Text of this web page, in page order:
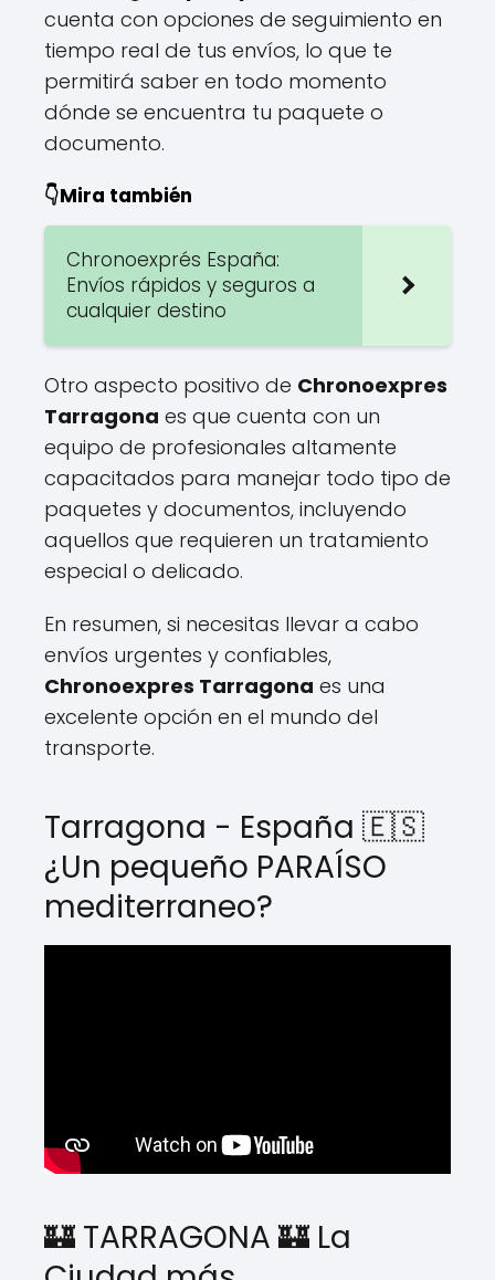
cuenta con opciones de seguimiento en
tiempo real de tus envíos, lo que te
permitirá saber en todo momento
dónde se encuentra tu paquete o
documento.
👇Mira también
Chronoexprés España:
Envíos rápidos y seguros a
cualquier destino
Otro aspecto positivo de Chronoexpres
Tarragona es que cuenta con un
equipo de profesionales altamente
capacitados para manejar todo tipo de
paquetes y documentos, incluyendo
aquellos que requieren un tratamiento
especial o delicado.
En resumen, si necesitas llevar a cabo
envíos urgentes y confiables,
Chronoexpres Tarragona es una
excelente opción en el mundo del
transporte.
Tarragona - España 🇪🇸
¿Un pequeño PARAÍSO
mediterraneo?
🏰 TARRAGONA 🏰 La